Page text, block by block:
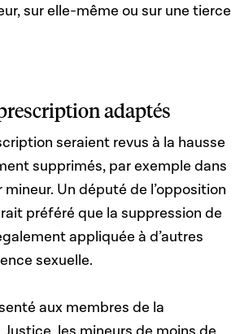
sur elle-même ou sur une tierce
adaptés
seraient revus à la hausse
supprimés, par exemple dans
mineur. Un député de l’opposition
préféré que la suppression de
appliquée à d’autres
sexuelle.
aux membres de la